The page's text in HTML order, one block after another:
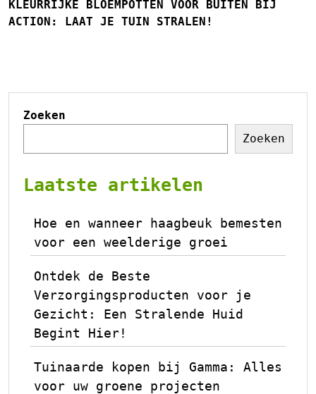
KLEURRIJKE BLOEMPOTTEN VOOR BUITEN BIJ
ACTION: LAAT JE TUIN STRALEN!
Zoeken
Zoeken
Laatste artikelen
Hoe en wanneer haagbeuk bemesten
voor een weelderige groei
Ontdek de Beste
Verzorgingsproducten voor je
Gezicht: Een Stralende Huid
Begint Hier!
Tuinaarde kopen bij Gamma: Alles
voor uw groene projecten